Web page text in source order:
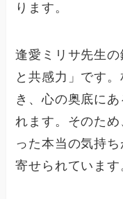
ります。
逢愛ミリサ先生
と共感力」です
き、心の奥底に
れます。そのた
った本当の気持
寄せられています